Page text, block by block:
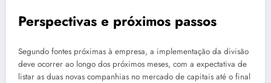
Perspectivas e próximos passos
Segundo fontes próximas à empresa, a implementação da divisão
deve ocorrer ao longo dos próximos meses, com a expectativa de
listar as duas novas companhias no mercado de capitais até o final